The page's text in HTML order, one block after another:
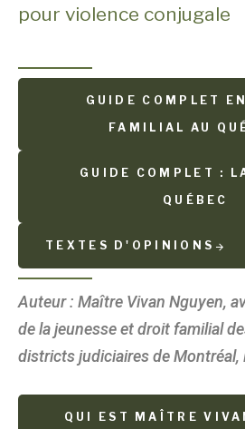
pour violence conjugale
GUIDE COMPLET
FAMILIAL AU
GUIDE COMPLET :
QUÉBEC
TEXTES D'OPINIONS
Auteur : Maître Vivan Nguyen,
de la jeunesse et droit familial
districts judiciaires de Montréal,
QUI EST MAÎTRE